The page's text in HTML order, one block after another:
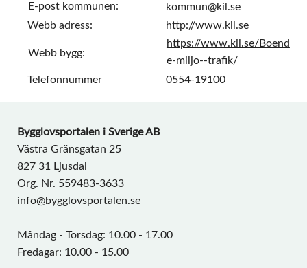
E-post kommunen:
Webb adress:
Webb bygg:
Telefonnummer
kommun@kil.se
http://www.kil.se
https://www.kil.se/Boend
e-miljo--trafik/
0554-19100
Bygglovsportalen i Sverige AB
Västra Gränsgatan 25
827 31 Ljusdal
Org. Nr. 559483-3633
info@bygglovsportalen.se
Måndag - Torsdag: 10.00 - 17.00
Fredagar: 10.00 - 15.00